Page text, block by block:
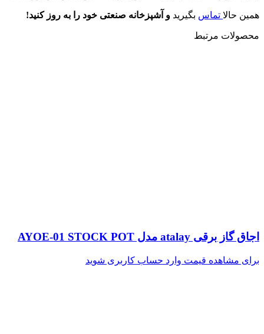
همین حالا تماس بگیرید و آشپزخانه صنعتی خود را به روز کنید!
محصولات مرتبط
اجاق‌ گاز برقی atalay مدل AYOE-01 STOCK POT
برای مشاهده قیمت وارد حساب کاربری شوید